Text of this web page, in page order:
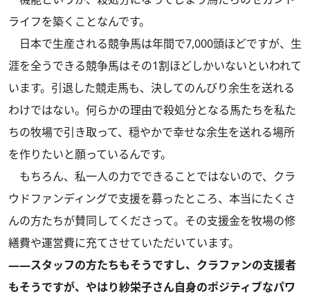
ライフを築くことなんです。
日本で生産される競争馬は年間で7,000頭ほどですが、生
涯を全うできる競争馬はその1割ほどしかいないといわれて
います。引退した競走馬も、決してのんびり余生を送れる
わけではない。何らかの理由で殺処分となる馬たちを私た
ちの牧場で引き取って、穏やかで幸せな余生を送れる場所
を作りたいと願っているんです。
もちろん、私一人の力でできることではないので、クラ
ウドファンディングで支援を募ったところ、本当にたくさ
んの方たちが賛同してくださって。その支援金を牧場の修
繕費や運営費に充てさせていただいています。
――スタッフの方たちもそうですし、クラファンの支援者
もそうですが、やはり紗栄子さん自身のポジティブなパワ